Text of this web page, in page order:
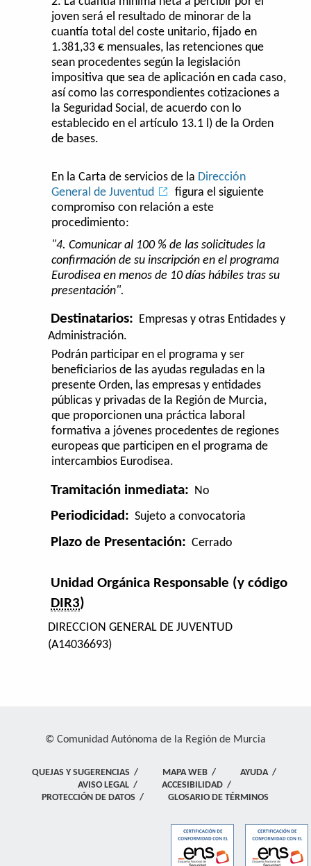
joven será el resultado de minorar de la
cuantía total del coste unitario, fijado en
1.381,33 € mensuales, las retenciones que
sean procedentes según la legislación
impositiva que sea de aplicación en cada caso,
así como las correspondientes cotizaciones a
la Seguridad Social, de acuerdo con lo
establecido en el artículo 13.1 l) de la Orden
de bases.
En la Carta de servicios de la Dirección
General de Juventud
figura el siguiente
compromiso con relación a este
procedimiento:
"4. Comunicar al 100 % de las solicitudes la
confirmación de su inscripción en el programa
Eurodisea en menos de 10 días hábiles tras su
presentación".
Destinatarios:
Empresas y otras Entidades y
Administración.
Podrán participar en el programa y ser
beneficiarios de las ayudas reguladas en la
presente Orden, las empresas y entidades
públicas y privadas de la Región de Murcia,
que proporcionen una práctica laboral
formativa a jóvenes procedentes de regiones
europeas que participen en el programa de
intercambios Eurodisea.
Tramitación inmediata: No
Periodicidad: Sujeto a convocatoria
Plazo de Presentación: Cerrado
Unidad Orgánica Responsable (y código
DIR3)
DIRECCION GENERAL DE JUVENTUD
(A14036693)
© Comunidad Autónoma de la Región de Murcia
QUEJAS Y SUGERENCIAS / MAPA WEB / AYUDA/
AVISO LEGAL/ ACCESIBILIDAD/
PROTECCIÓN DE DATOS / GLOSARIO DE TÉRMINOS